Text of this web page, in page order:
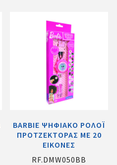
BARBIE ΨΗΦΙΑΚΟ ΡΟΛΟΪ
ΠΡΟΤΖΕΚΤΟΡΑΣ ΜΕ 20
ΕΙΚΟΝΕΣ
RF.DMW050BB